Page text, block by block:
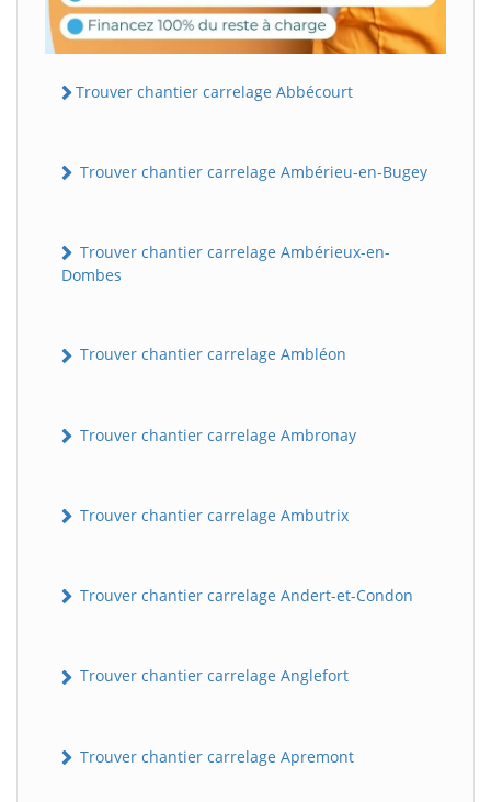
Trouver chantier carrelage Abbécourt
Trouver chantier carrelage Ambérieu-en-Bugey
Trouver chantier carrelage Ambérieux-en-
Dombes
Trouver chantier carrelage Ambléon
Trouver chantier carrelage Ambronay
Trouver chantier carrelage Ambutrix
Trouver chantier carrelage Andert-et-Condon
Trouver chantier carrelage Anglefort
Trouver chantier carrelage Apremont